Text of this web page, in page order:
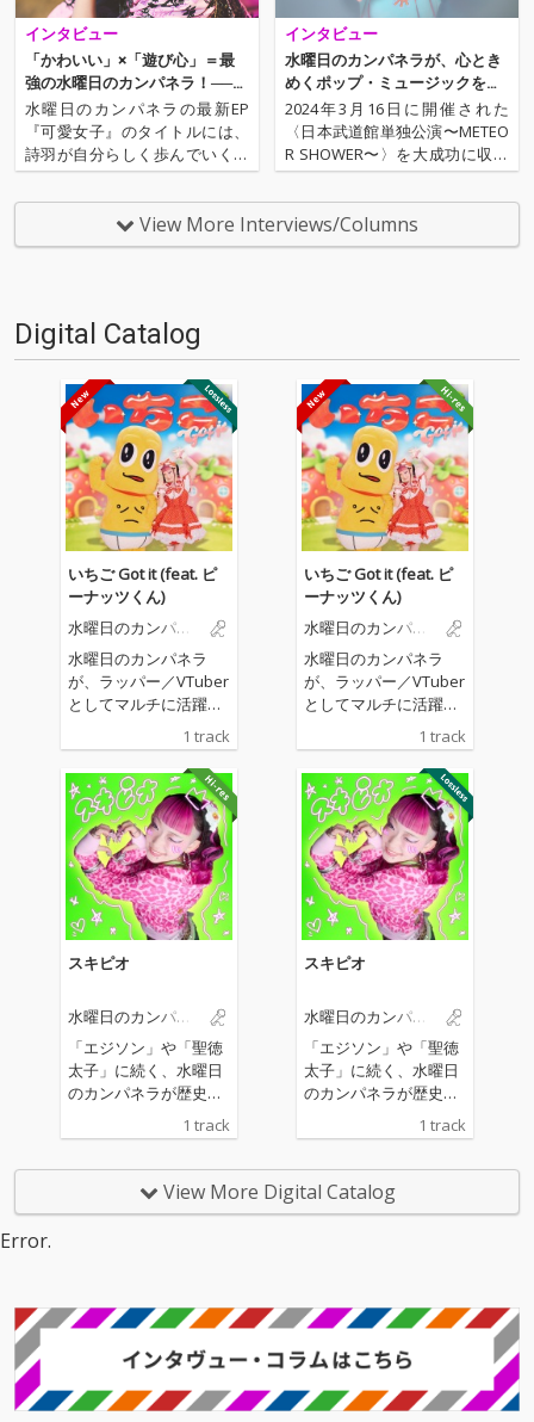
インタビュー
「かわいい」×「遊び心」＝最
強の水曜日のカンパネラ！──自
由に生きることを後押しする、
最新EP『可愛女子』
水曜日のカンパネラの最新EP
『可愛女子』のタイトルには、
詩羽が自分らしく歩んでいくた
めに大切にしている、ある想い
が込められている。その収録曲
には、リード曲“ウォーアイニ
ー”からはじまり、ライブで盛り
インタビュー
水曜日のカンパネラが、心とき
めくポップ・ミュージックをお
届けします!
2024年3月16日に開催された
〈日本武道館単独公演〜METEO
R SHOWER〜〉を大成功に収め
た水曜日のカンパネラ。武道館
公演を経て新たにリリースされ
たサードEP『POP DELIVERY』
はその名の通り、水カンらしい
View More Interviews/Columns
Digital Catalog
いちご Got it (feat. ピ
ーナッツくん)
水曜日のカンパネ
水曜日のカンパネラ
が、ラッパー／VTuber
としてマルチに活躍す
ィーチャリングに迎え
たコラボレーション楽
曲「いちご Got it (feat.
ピーナッツくん)」をリ
リース。 "詩羽とピ
ーナッツくんが一緒に
いちご狩りに出かけた
ら......？"というユニー
クなシチュエーション
をテーマに据え、現代
社会を鋭く風刺するよ
プな世界観と強烈なメ
ッセージ性のギャップ
が魅力の一曲となって
いる。 サウンド・プ
ヒデフミが担当。彼の
EDMサウンドに仕上が
で中毒性のあるヴォー
ドッキング"を果たし
ー・アンセム。
1 track
いちご Got it (feat. ピ
ーナッツくん)
水曜日のカンパネ
水曜日のカンパネラ
が、ラッパー／VTuber
としてマルチに活躍す
るピーナッツくんをフ
ィーチャリングに迎え
たコラボレーション楽
曲「いちご Got it (feat.
ピーナッツくん)」をリ
リース。 "詩羽とピ
ーナッツくんが一緒に
いちご狩りに出かけた
ら......？"というユニー
クなシチュエーション
をテーマに据え、現代
社会を鋭く風刺するよ
プな世界観と強烈なメ
ッセージ性のギャップ
が魅力の一曲となって
いる。 サウンド・プ
ヒデフミが担当。彼の
EDMサウンドに仕上が
で中毒性のあるヴォー
ドッキング"を果たし
ー・アンセム。
1 track
スキピオ
水曜日のカンパネ
「エジソン」や「聖徳
太子」に続く、水曜日
のカンパネラが歴史上
再解釈する「人名シリ
ーマの政治家で軍人の
スキピオ・アフリカヌ
制作された。紀元前20
で宿敵のハンニバルを
破り、ローマに勝利を
もたらしたスキピオ。
1 track
スキピオ
水曜日のカンパネ
「エジソン」や「聖徳
太子」に続く、水曜日
のカンパネラが歴史上
の人物を現代的視点で
再解釈する「人名シリ
ーマの政治家で軍人の
スキピオ・アフリカヌ
制作された。紀元前20
で宿敵のハンニバルを
破り、ローマに勝利を
もたらしたスキピオ。
1 track
View More Digital Catalog
Error.